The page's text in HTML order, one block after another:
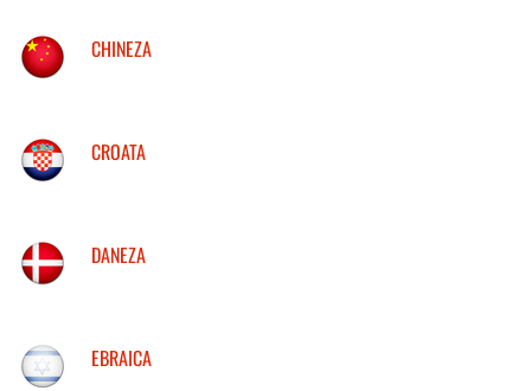
CHINEZA
CROATA
DANEZA
EBRAICA